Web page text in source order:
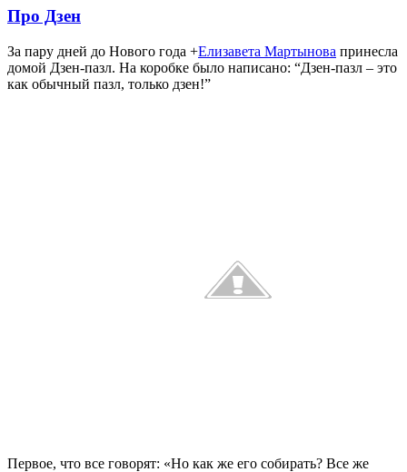
Про Дзен
За пару дней до Нового года +Елизавета Мартынова принесла
домой Дзен-пазл. На коробке было написано: “Дзен-пазл – это
как обычный пазл, только дзен!”
Первое, что все говорят: «Но как же его собирать? Все же